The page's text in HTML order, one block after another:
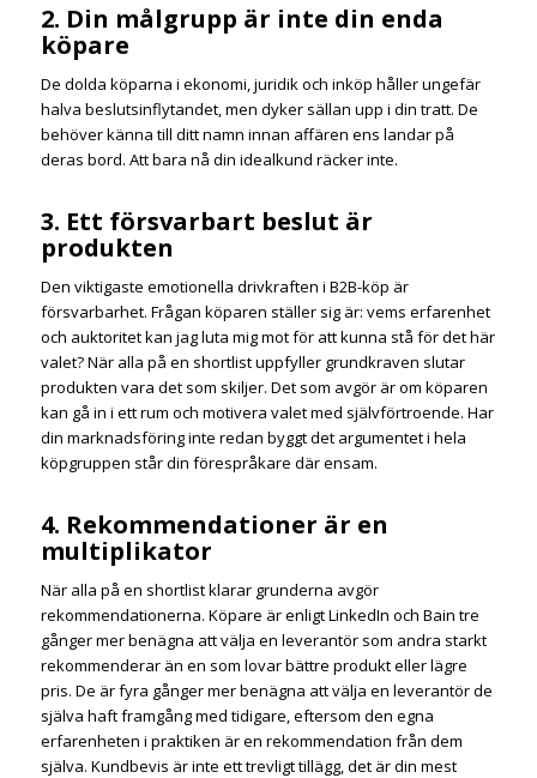
2. Din målgrupp är inte din enda
köpare
De dolda köparna i ekonomi, juridik och inköp håller ungefär
halva beslutsinflytandet, men dyker sällan upp i din tratt. De
behöver känna till ditt namn innan affären ens landar på
deras bord. Att bara nå din idealkund räcker inte.
3. Ett försvarbart beslut är
produkten
Den viktigaste emotionella drivkraften i B2B-köp är
försvarbarhet. Frågan köparen ställer sig är: vems erfarenhet
och auktoritet kan jag luta mig mot för att kunna stå för det här
valet? När alla på en shortlist uppfyller grundkraven slutar
produkten vara det som skiljer. Det som avgör är om köparen
kan gå in i ett rum och motivera valet med självförtroende. Har
din marknadsföring inte redan byggt det argumentet i hela
köpgruppen står din förespråkare där ensam.
4. Rekommendationer är en
multiplikator
När alla på en shortlist klarar grunderna avgör
rekommendationerna. Köpare är enligt LinkedIn och Bain tre
gånger mer benägna att välja en leverantör som andra starkt
rekommenderar än en som lovar bättre produkt eller lägre
pris. De är fyra gånger mer benägna att välja en leverantör de
själva haft framgång med tidigare, eftersom den egna
erfarenheten i praktiken är en rekommendation från dem
själva. Kundbevis är inte ett trevligt tillägg, det är din mest